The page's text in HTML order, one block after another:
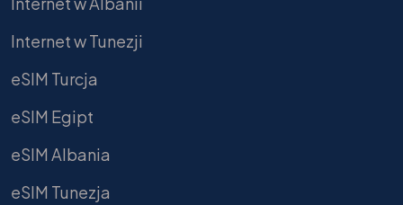
Internet w Tunezji
eSIM Turcja
eSIM Egipt
eSIM Albania
eSIM Tunezja